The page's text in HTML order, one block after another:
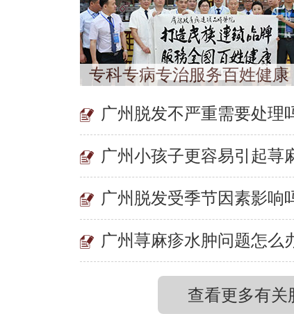
专科专病专治服务百姓健康
广州脱发不严重需要处理
广州小孩子更容易引起荨
广州脱发受季节因素影响
广州荨麻疹水肿问题怎么
查看更多有关